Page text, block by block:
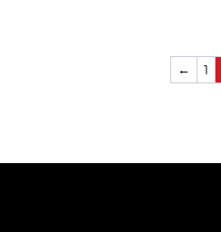
← 1